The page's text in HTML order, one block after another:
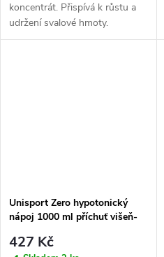
koncentrát. Přispívá k růstu a
udržení svalové hmoty.
Unisport Zero hypotonický
nápoj 1000 ml příchuť višeň-
427 Kč